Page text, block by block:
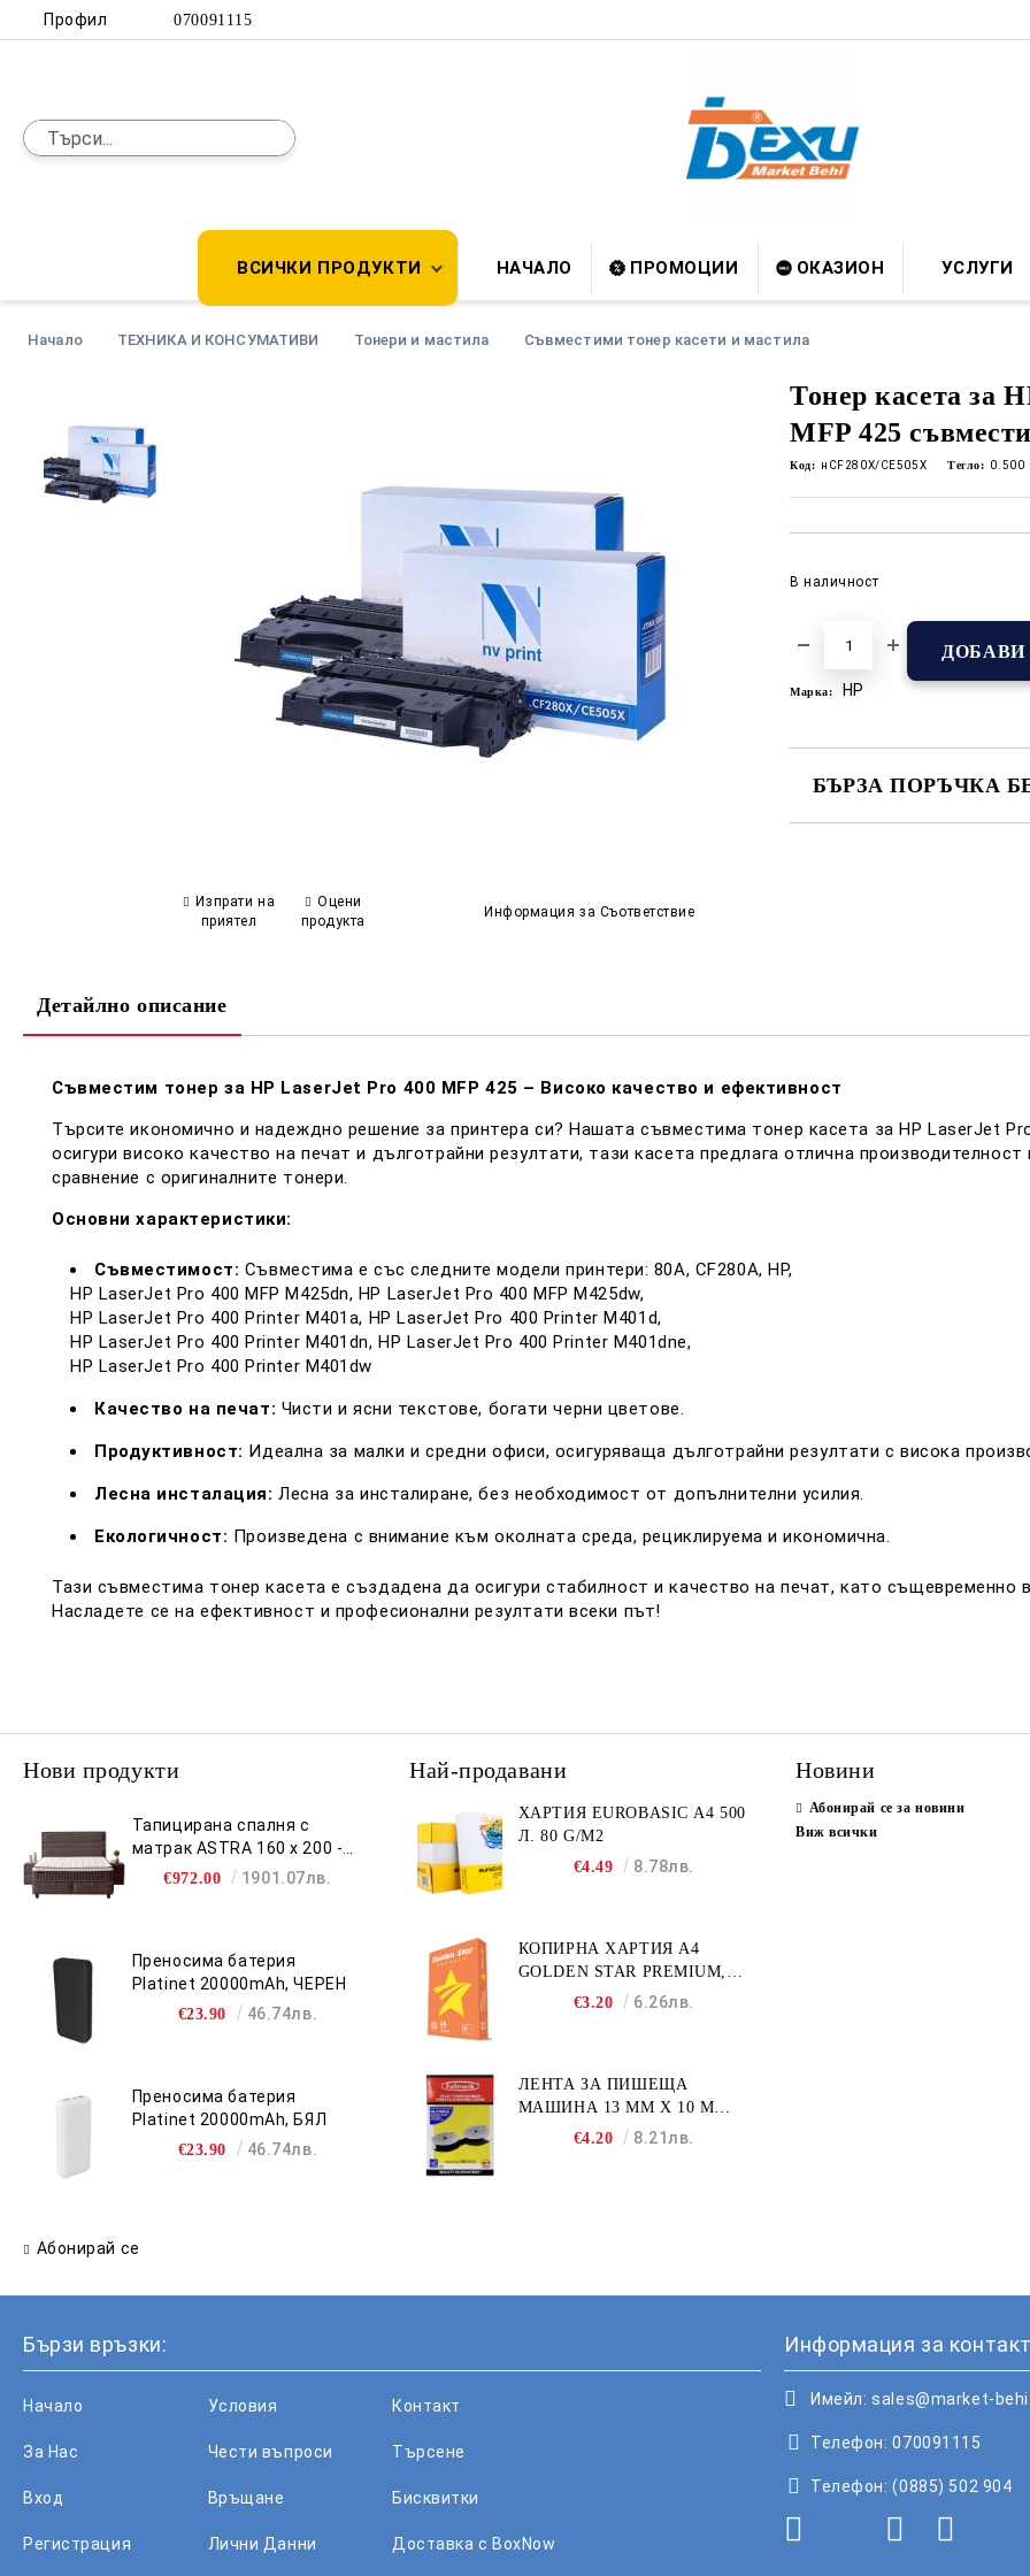
Профил 070091115
ВСИЧКИ ПРОДУКТИ НАЧАЛО ПРОМОЦИИ ОКАЗИОН УСЛУГИ
Начало ТЕХНИКА И КОНСУМАТИВИ Тонери и мастила Съвместими тонер касети и мастила
Тонер касета за
MFP 425
Код: нCF280X/CE505X Тегло: 0.500
В наличност
Марка: HP
БЪРЗА ПОРЪЧКА
Изпрати на
приятел
Оцени
продукта
Информация за Съответствие
Детайлно описание
Съвместим тонер за HP LaserJet Pro 400 MFP 425 – Високо качество и ефективност
Търсите икономично и надеждно решение за принтера си? Нашата съвместима тонер касета за HP LaserJet
осигури високо качество на печат и дълготрайни резултати, тази касета предлага отлична
сравнение с оригиналните тонери.
Основни характеристики:
Съвместимост: Съвместима е със следните модели принтери: 80A, CF280A, HP,
HP LaserJet Pro 400 MFP M425dn, HP LaserJet Pro 400 MFP M425dw,
HP LaserJet Pro 400 Printer M401a, HP LaserJet Pro 400 Printer M401d,
HP LaserJet Pro 400 Printer M401dn, HP LaserJet Pro 400 Printer M401dne,
HP LaserJet Pro 400 Printer M401dw
Качество на печат: Чисти и ясни текстове, богати черни цветове.
Продуктивност: Идеална за малки и средни офиси, осигуряваща дълготрайни резултати с висока
Лесна инсталация: Лесна за инсталиране, без необходимост от допълнителни усилия.
Екологичност: Произведена с внимание към околната среда, рециклируема и икономична.
Тази съвместима тонер касета е създадена да осигури стабилност и качество на печат, като същевременно
Насладете се на ефективност и професионални резултати всеки път!
Нови продукти
Тапицирана спалня с
матрак ASTRA 160 x 200 -
антрацит 680
€972.00 1901.07лв.
Преносима батерия
Platinet 20000mAh, ЧЕРЕН
€23.90 46.74лв.
Преносима батерия
Platinet 20000mAh, БЯЛ
€23.90 46.74лв.
Абонирай се
Най-продавани
ХАРТИЯ EUROBASIC А4 500
Л. 80 G/M2
€4.49
8.78лв.
КОПИРНА ХАРТИЯ A4
GOLDEN STAR PREMIUM,
€3.20 6.26лв.
ЛЕНТА ЗА ПИШЕЩА
МАШИНА 13 MM X 10 M
FULLMARK N001BK2S
€4.20 8.21лв.
Новини
Абонирай се за новини
Виж всички
Бързи връзки:
Начало
За Нас
Вход
Регистрация
Условия
Чести въпроси
Връщане
Лични Данни
Контакт
Търсене
Бисквитки
Доставка с BoxNow
Информация за
Имейл: sales@market-
Телефон: 070091115
Телефон: (0885) 502 904